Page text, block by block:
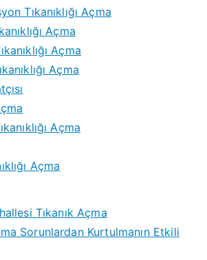
Tıkanıklığı Açma
Açma
Açma
Açma
Açma
Açma
Tıkanık Açma
Sorunlardan Kurtulmanın Etkili